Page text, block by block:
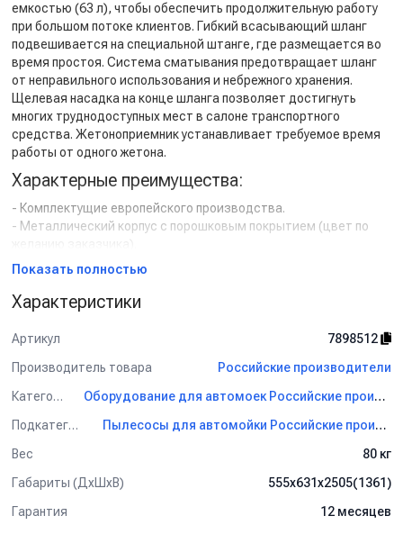
емкостью (63 л), чтобы обеспечить продолжительную работу
при большом потоке клиентов. Гибкий всасывающий шланг
подвешивается на специальной штанге, где размещается во
время простоя. Система сматывания предотвращает шланг
от неправильного использования и небрежного хранения.
Щелевая насадка на конце шланга позволяет достигнуть
многих труднодоступных мест в салоне транспортного
средства. Жетоноприемник устанавливает требуемое время
работы от одного жетона.
Характерные преимущества:
- Комплектущие европейского производства.
- Металлический корпус с порошковым покрытием (цвет по
- Прочный накопительный бак из нержавеющей стали.
- Система инерционного сматывания шланга.
- Жетоноприемник с жетонами в комплекте.
- Щиток управления с защитой от перегрузки и короткого
Технические характеристики:
Электропитание: 1~ 230 В/50 Гц.
Мощность: 2600 (=2х1300) Вт.
Объем бака: 63 л.
Разрежение: 240 мбар.
Комплект поставки:
Показать полностью
Характеристики
Артикул
7898512
Производитель товара
Российские производители
Категория
Оборудование для автомоек Российские производители
Подкатегория
Пылесосы для автомойки Российские производители
Вес
80 кг
Габариты (ДхШхВ)
555x631x2505(1361)
Гарантия
12 месяцев